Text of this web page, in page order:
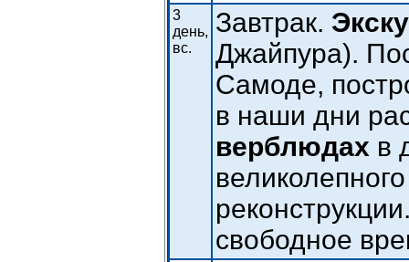
3
день,
вс.
Завтрак.
Джайпура).
Самоде,
в наши дни
верблюдах в
свободное